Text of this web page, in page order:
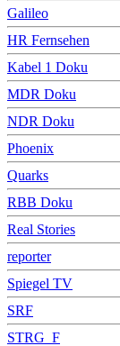
Galileo
HR Fernsehen
Kabel 1 Doku
MDR Doku
NDR Doku
Phoenix
Quarks
RBB Doku
Real Stories
reporter
Spiegel TV
SRF
STRG_F